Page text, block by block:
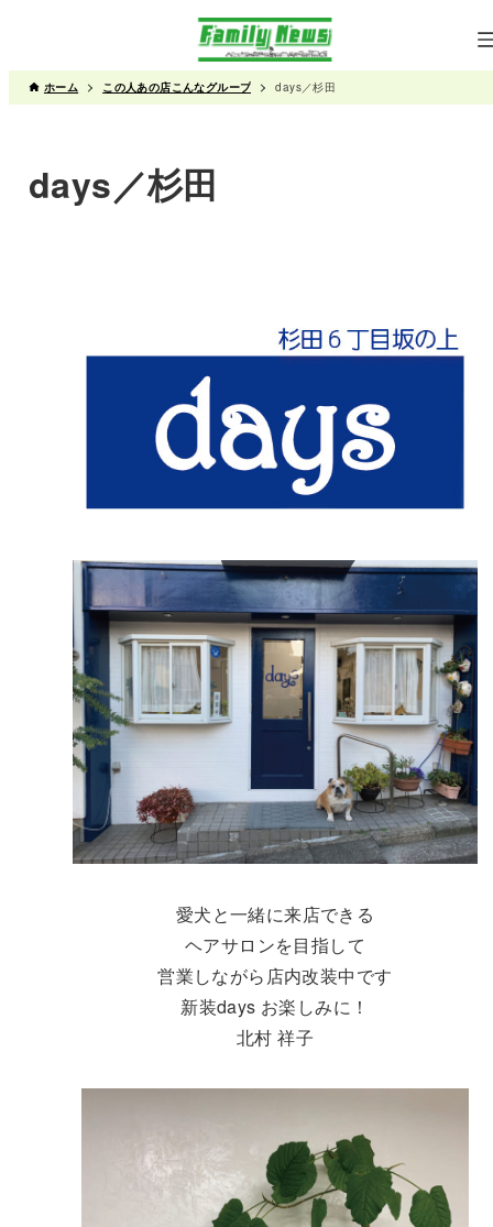
ホーム この人あの店こんなグループ days／杉田
days／杉田
愛犬と一緒に来店できる
ヘアサロンを目指して
営業しながら店内改装中です
新装days お楽しみに！
北村 祥子